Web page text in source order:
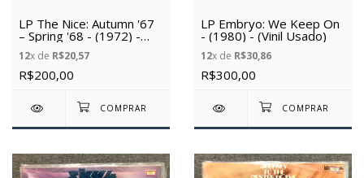
LP The Nice: Autumn '67
– Spring '68 - (1972) -
(importado) - (Vinil
Usado)
12x de R$20,57
R$200,00
LP Embryo: We Keep On
- (1980) - (Vinil Usado)
12x de R$30,86
R$300,00